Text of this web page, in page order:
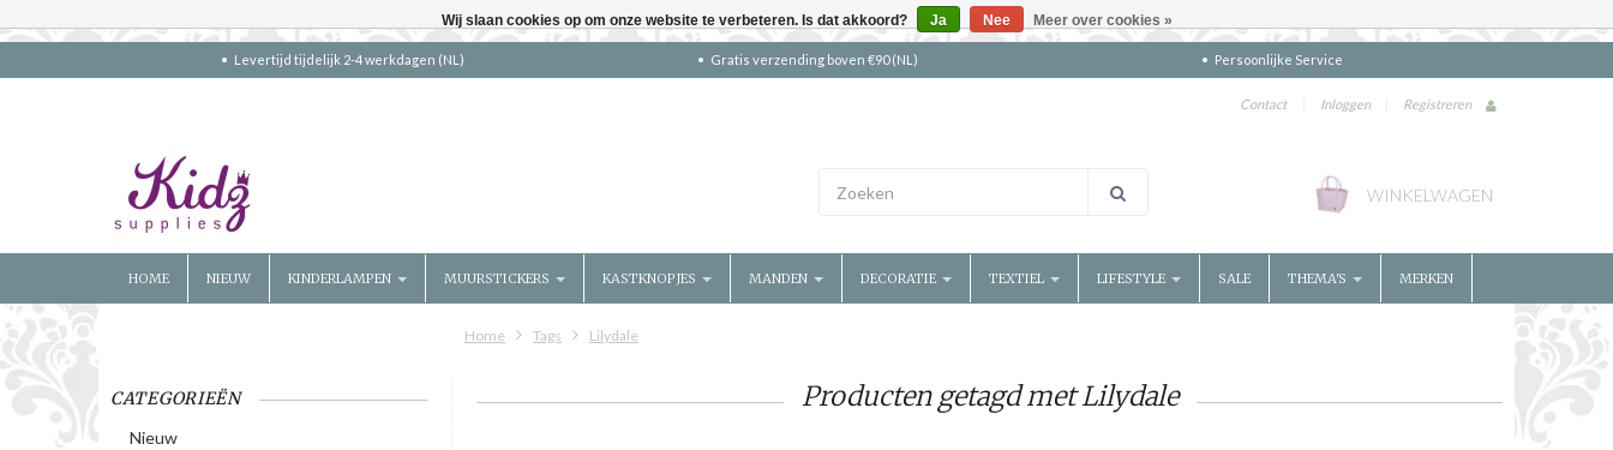
Levertijd tijdelijk 2-4 werkdagen (NL) Gratis verzending boven €90 (NL) Persoonlijke Service
Contact | Inloggen | Registreren
WINKELWAGEN
HOME NIEUW KINDERLAMPEN MUURSTICKERS KASTKNOPJES MANDEN DECORATIE TEXTIEL LIFESTYLE SALE THEMA'S MERKEN
Home Tags Lilydale
CATEGORIEËN
Nieuw
Producten getagd met Lilydale
Wij slaan cookies op om onze website te verbeteren. Is dat akkoord? Ja Nee Meer over cookies »